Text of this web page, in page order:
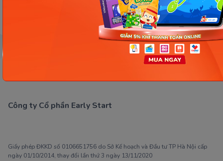
Công ty Cổ phần Early Start
Giấy phép ĐKKD số 0106651756 do Sở Kế hoạch và Đầu tư TP Hà Nội cấp
ngày 01/10/2014, thay đổi lần thứ 3 ngày 13/11/2020